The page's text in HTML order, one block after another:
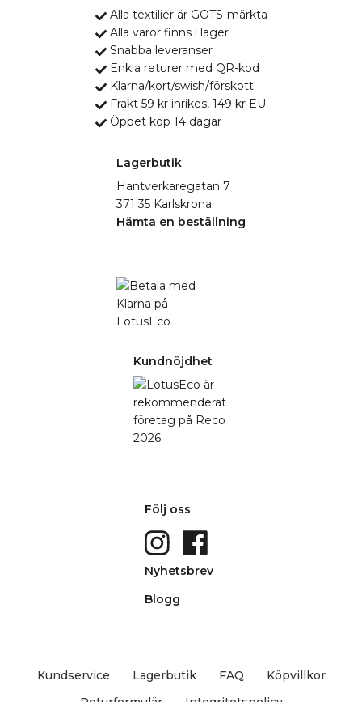
Alla textilier är GOTS-märkta
Alla varor finns i lager
Snabba leveranser
Enkla returer med QR-kod
Klarna/kort/swish/förskott
Frakt 59 kr inrikes, 149 kr EU
Öppet köp 14 dagar
Lagerbutik
Hantverkaregatan 7
371 35 Karlskrona
Hämta en beställning
Kundnöjdhet
Följ oss
Nyhetsbrev
Blogg
Kundservice Lagerbutik FAQ
Köpvillkor